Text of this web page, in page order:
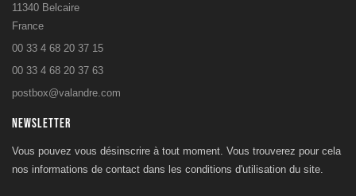
11340 Belcaire
France
00 33 4 68 20 37 15
00 33 4 68 20 37 63
postbox@valandre.com
NEWSLETTER
Vous pouvez vous désinscrire à tout moment. Vous trouverez pour cela
nos informations de contact dans les conditions d'utilisation du site.